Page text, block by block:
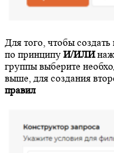
Для того, чтобы
по принципу И/ИЛИ
группы выберите
выше, для создания
правил